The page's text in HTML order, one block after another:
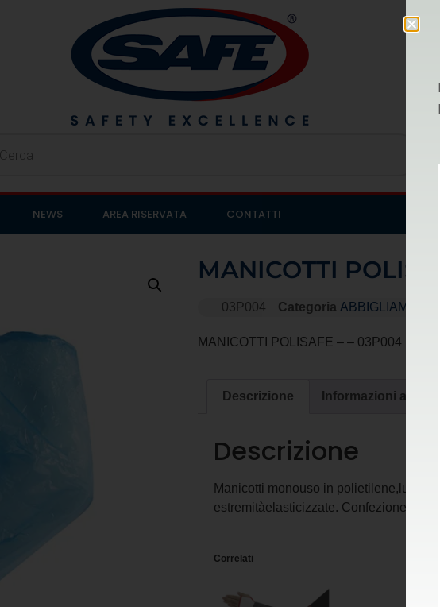
NEWS AREA RISERVATA CONTATTI
MANICOTTI
03P004 Categoria
MANICOTTI POLISAFE – – 03P004
Descrizione Informazioni
Descrizione
Manicotti monouso in
estremitàelasticizzate. Confezione da
Correlati